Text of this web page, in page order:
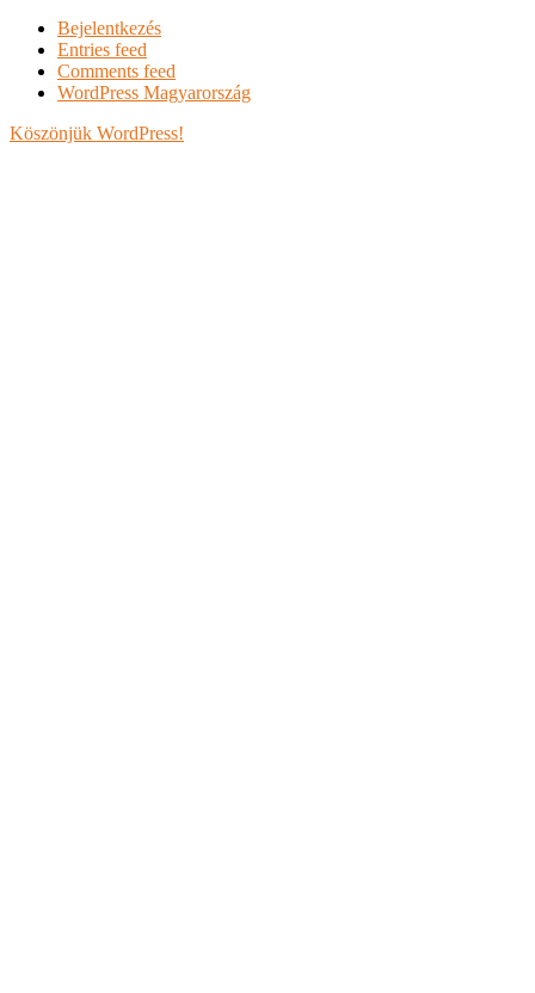
Bejelentkezés
Entries feed
Comments feed
WordPress Magyarország
Köszönjük WordPress!